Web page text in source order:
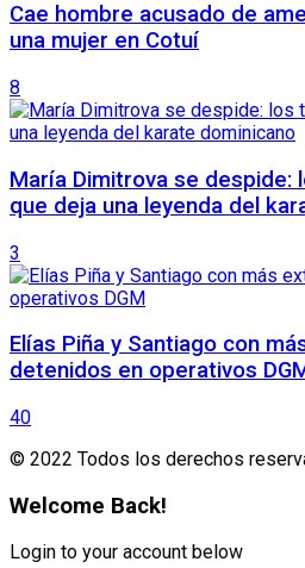
Cae hombre acusado de
una mujer en Cotuí
8
María Dimitrova se
que deja una leyenda del
3
Elías Piña y Santiago con
detenidos en operativos
40
© 2022 Todos los derechos
Welcome Back!
Login to your account below